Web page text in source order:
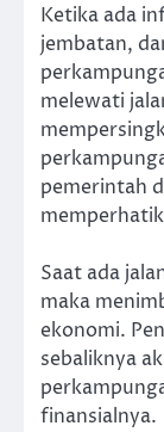
Ketika ada
jembatan,
melewati
pemerintah
Saat ada
maka
ekonomi.
sebaliknya
finansialnya.